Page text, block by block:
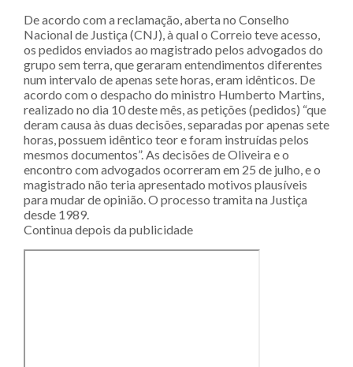
De acordo com a reclamação, aberta no Conselho
Nacional de Justiça (CNJ), à qual o Correio teve acesso,
os pedidos enviados ao magistrado pelos advogados do
grupo sem terra, que geraram entendimentos diferentes
num intervalo de apenas sete horas, eram idênticos. De
acordo com o despacho do ministro Humberto Martins,
realizado no dia 10 deste mês, as petições (pedidos) “que
deram causa às duas decisões, separadas por apenas sete
horas, possuem idêntico teor e foram instruídas pelos
mesmos documentos”. As decisões de Oliveira e o
encontro com advogados ocorreram em 25 de julho, e o
magistrado não teria apresentado motivos plausíveis
para mudar de opinião. O processo tramita na Justiça
desde 1989.
Continua depois da publicidade